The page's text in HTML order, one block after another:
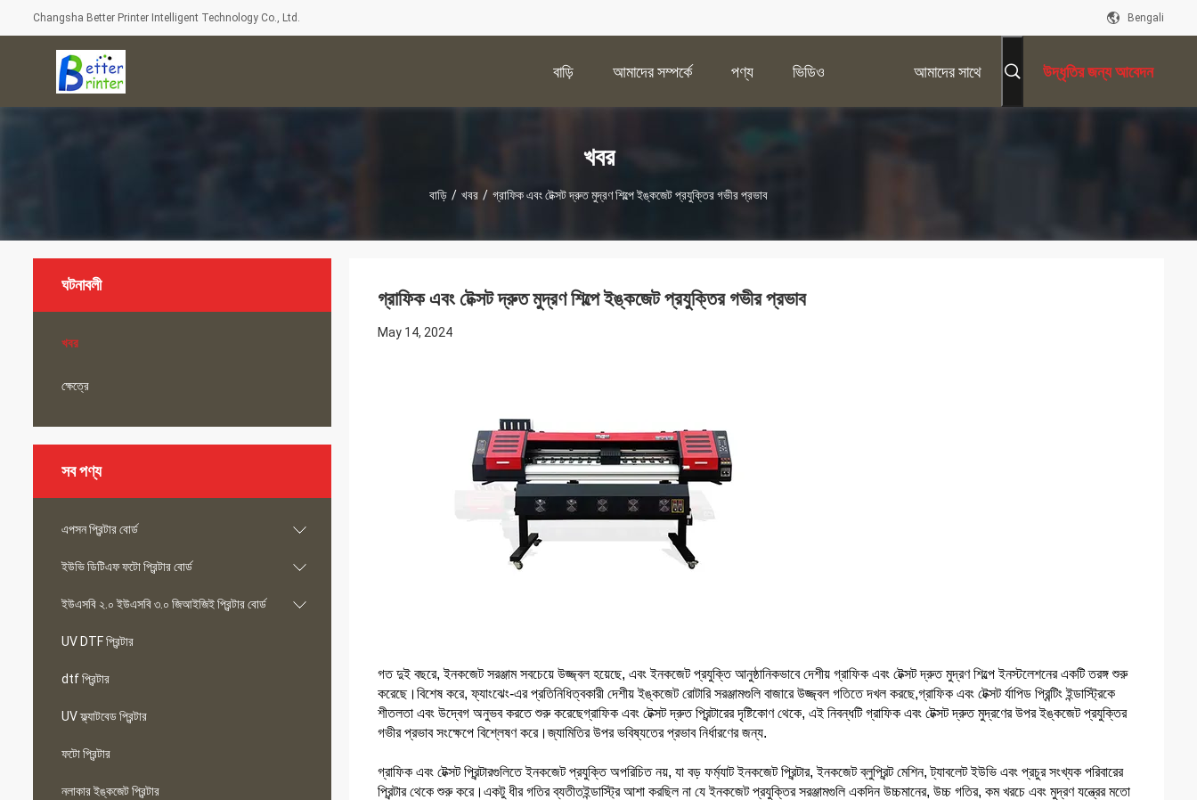
Changsha Better Printer Intelligent Technology Co., Ltd. Bengali
বাড়ি আমাদের সম্পর্কে পণ্য ভিডিও আমাদের সাথে উদ্ধৃতির জন্য আবেদন
খবর
বাড়ি / খবর / গ্রাফিক এবং টেক্সট দ্রুত মুদ্রণ শিল্পে ইঙ্কজেট প্রযুক্তির গভীর প্রভাব
ঘটনাবলী
খবর
ক্ষেত্রে
সব পণ্য
এপসন প্রিন্টার বোর্ড
ইউভি ডিটিএফ ফটো প্রিন্টার বোর্ড
ইউএসবি ২.০ ইউএসবি ৩.০ জিআইজিই প্রিন্টার বোর্ড
UV DTF প্রিন্টার
dtf প্রিন্টার
UV ফ্ল্যাটবেড প্রিন্টার
ফটো প্রিন্টার
নলাকার ইঙ্কজেট প্রিন্টার
গ্রাফিক এবং টেক্সট দ্রুত মুদ্রণ শিল্পে ইঙ্কজেট প্রযুক্তির গভীর প্রভাব
May 14, 2024
গত দুই বছরে, ইনকজেট সরঞ্জাম সবচেয়ে উজ্জ্বল হয়েছে, এবং ইনকজেট প্রযুক্তি আনুষ্ঠানিকভাবে দেশীয় গ্রাফিক এবং টেক্সট দ্রুত মুদ্রণ শিল্পে ইনস্টলেশনের একটি তরঙ্গ শুরু
করেছে।বিশেষ করে, ফ্যাংঝেং-এর প্রতিনিধিত্বকারী দেশীয় ইঙ্কজেট রোটারি সরঞ্জামগুলি বাজারে উজ্জ্বল গতিতে দখল করছে,গ্রাফিক এবং টেক্সট র্যাপিড প্রিন্টিং ইন্ডাস্ট্রিকে
শীতলতা এবং উদ্বেগ অনুভব করতে শুরু করেছেগ্রাফিক এবং টেক্সট দ্রুত প্রিন্টারের দৃষ্টিকোণ থেকে, এই নিবন্ধটি গ্রাফিক এবং টেক্সট দ্রুত মুদ্রণের উপর ইঙ্কজেট প্রযুক্তির
গভীর প্রভাব সংক্ষেপে বিশ্লেষণ করে।জ্যামিতির উপর ভবিষ্যতের প্রভাব নির্ধারণের জন্য.
গ্রাফিক এবং টেক্সট প্রিন্টারগুলিতে ইনকজেট প্রযুক্তি অপরিচিত নয়, যা বড় ফর্ম্যাট ইনকজেট প্রিন্টার, ইনকজেট ব্লুপ্রিন্ট মেশিন, ট্যাবলেট ইউভি এবং প্রচুর সংখ্যক পরিবারের
প্রিন্টার থেকে শুরু করে।একটু ধীর গতির ব্যতীতইন্ডাস্ট্রি আশা করছিল না যে ইনকজেট প্রযুক্তির সরঞ্জামগুলি একদিন উচ্চমানের, উচ্চ গতির, কম খরচে এবং মুদ্রণ যন্ত্রের মতো